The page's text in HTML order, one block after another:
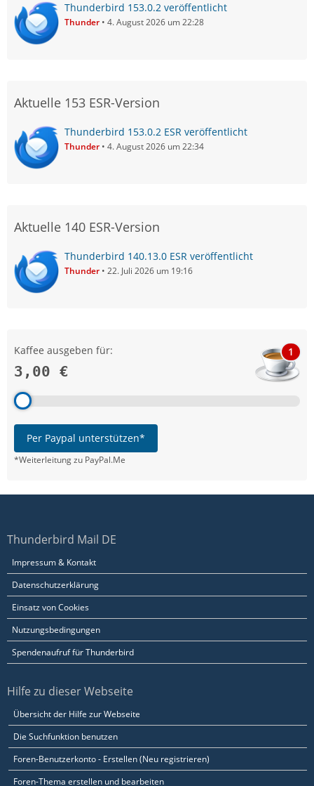
Thunderbird 153.0.2 veröffentlicht
Thunder 4. August 2026 um 22:28
Aktuelle 153 ESR-Version
Thunderbird 153.0.2 ESR veröffentlicht
Thunder 4. August 2026 um 22:34
Aktuelle 140 ESR-Version
Thunderbird 140.13.0 ESR veröffentlicht
Thunder 22. Juli 2026 um 19:16
Kaffee ausgeben für:
3,00 €
1
Per Paypal unterstützen*
*Weiterleitung zu PayPal.Me
Thunderbird Mail DE
Impressum & Kontakt
Datenschutzerklärung
Einsatz von Cookies
Nutzungsbedingungen
Spendenaufruf für Thunderbird
Hilfe zu dieser Webseite
Übersicht der Hilfe zur Webseite
Die Suchfunktion benutzen
Foren-Benutzerkonto - Erstellen (Neu registrieren)
Foren-Thema erstellen und bearbeiten